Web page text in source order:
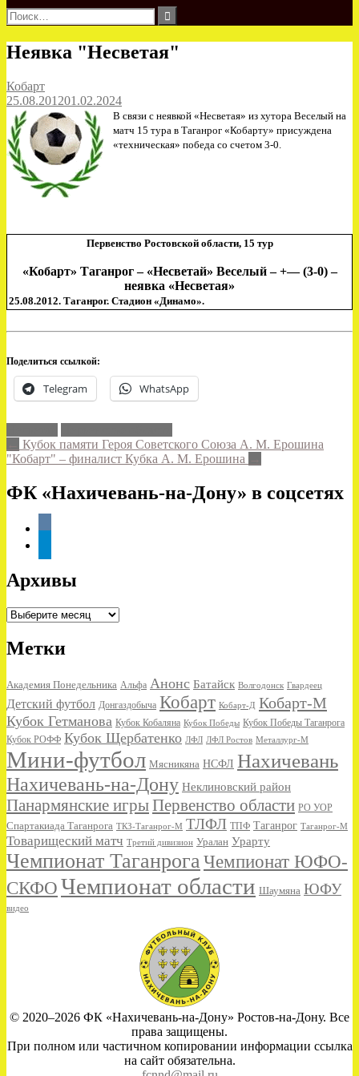
Найти:
Неявка "Несветая"
Кобарт
25.08.201201.02.2024
В связи с неявкой «Несветая» из хутора Веселый на
матч 15 тура в Таганрог «Кобарту» присуждена
«техническая» победа со счетом 3-0.
Первенство Ростовской области, 15 тур
«Кобарт» Таганрог – «Несветай» Веселый – +— (3-0) –
неявка «Несветая»
25.08.2012. Таганрог. Стадион «Динамо».
Поделиться ссылкой:
Telegram WhatsApp
Post
navigation
Кубок памяти Героя Советского Союза А. М. Ерошина
"Кобарт" – финалист Кубка А. М. Ерошина
ФК «Нахичевань-на-Дону» в соцсетях
Архивы
Архивы
Метки
Академия Понедельника Альфа Анонс Батайск Волгодонск Гвардеец
Детский футбол Донгаздобыча Кобарт Кобарт-Д Кобарт-М
Кубок Гетманова Кубок Кобаляна Кубок Победы Кубок Победы Таганрога
Кубок РОФФ Кубок Щербатенко ЛФЛ ЛФЛ Ростов Металлург-М
Мини-футбол Мясникяна НСФЛ Нахичевань
Нахичевань-на-Дону Неклиновский район
Панармянские игрыПервенство области РО УОР
Спартакиада Таганрога ТКЗ-Таганрог-М ТЛФЛ ТПФ Таганрог Таганрог-М
Товарищеский матч Третий дивизион Уралан Урарту
Чемпионат ТаганрогаЧемпионат ЮФО-
СКФОЧемпионат области Шаумяна ЮФУ
видео
© 2020–2026 ФК «Нахичевань-на-Дону» Ростов-на-Дону. Все
права защищены.
При полном или частичном копировании информации ссылка
на сайт обязательна.